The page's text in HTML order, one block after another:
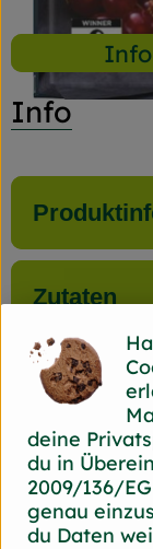
Info
Info
Zutaten
Nährwert-
deine
du in
2009/136/
genau
du Daten